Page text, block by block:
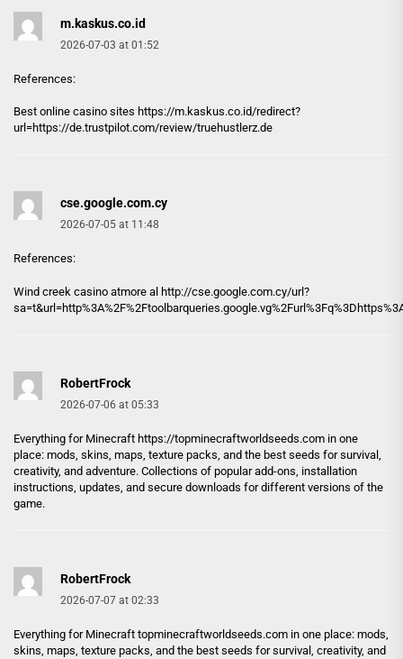
m.kaskus.co.id
2026-07-03 at 01:52
References:
Best online casino sites https://m.kaskus.co.id/redirect?
url=https://de.trustpilot.com/review/truehustlerz.de
cse.google.com.cy
2026-07-05 at 11:48
References:
Wind creek casino atmore al http://cse.google.com.cy/url?
RobertFrock
2026-07-06 at 05:33
Everything for Minecraft https://topminecraftworldseeds.com in one
place: mods, skins, maps, texture packs, and the best seeds for survival,
creativity, and adventure. Collections of popular add-ons, installation
instructions, updates, and secure downloads for different versions of the
game.
RobertFrock
2026-07-07 at 02:33
Everything for Minecraft topminecraftworldseeds.com in one place: mods,
skins, maps, texture packs, and the best seeds for survival, creativity, and